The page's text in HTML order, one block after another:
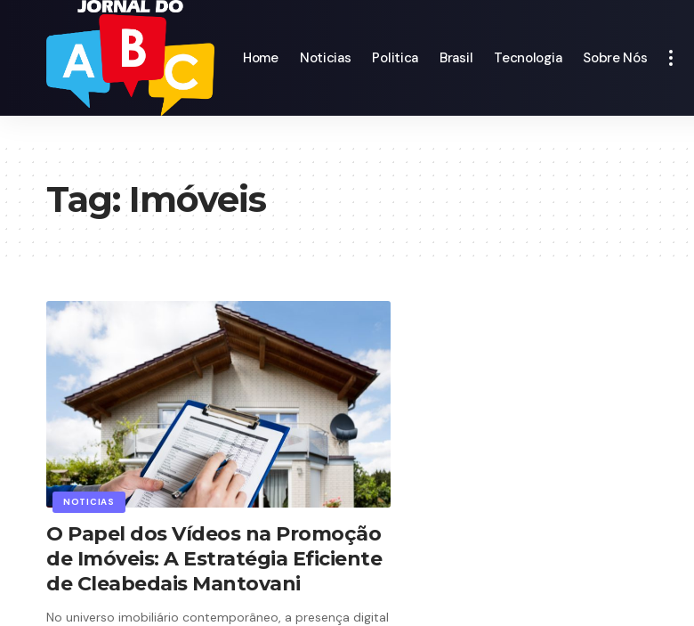
Home Noticias Politica Brasil Tecnologia Sobre Nós
Tag:Imóveis
NOTICIAS
O Papel dos Vídeos na Promoção
de Imóveis: A Estratégia Eficiente
de Cleabedais Mantovani
No universo imobiliário contemporâneo, a presença digital